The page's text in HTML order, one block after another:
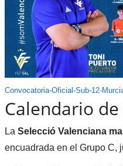
Convocatoria-Oficial-Sub-12-
Calendario
La Selecció Valenciana
encuadrada en el Grupo C,